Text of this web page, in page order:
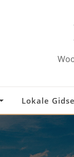
Lokale